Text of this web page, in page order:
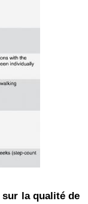
sur la qualité de